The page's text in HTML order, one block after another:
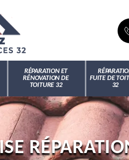
RÉPARATION ET
RÉNOVATION DE
TOITURE 32
FUITE DE
32